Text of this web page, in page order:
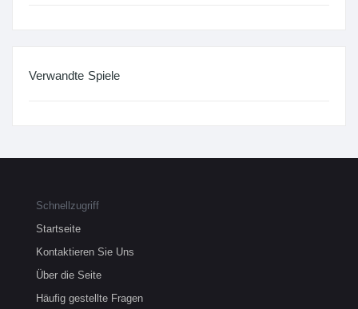
Verwandte Spiele
Schnellzugriff
Startseite
Kontaktieren Sie Uns
Über die Seite
Häufig gestellte Fragen